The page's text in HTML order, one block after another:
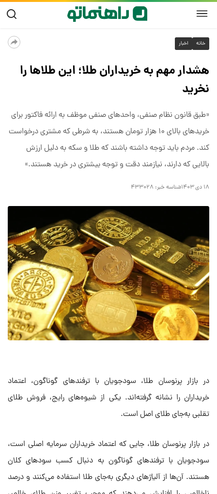
خانه اخبار
هشدار مهم به خریداران طلا؛ این طلا‌ها را
نخرید
«طبق قانون نظام صنفی، واحد‌های صنفی موظف به ارائه فاکتور برای
خرید‌های بالای ۱۰ هزار تومان هستند، به شرطی که مشتری درخواست
کند. مردم باید توجه داشته باشند که طلا و سکه به دلیل ارزش
بالایی که دارند، نیازمند دقت و توجه بیشتری در خرید هستند.»
۱۸ دی ۱۴۰۳ شناسه خبر: ۴۳۳۰۲۸
در بازار پرنوسان طلا، سودجویان با ترفندهای گوناگون، اعتماد
خریداران را نشانه گرفته‌اند. یکی از شیوه‌های رایج، فروش طلای
تقلبی به‌جای طلای اصل است.
در بازار پرنوسان طلا، جایی که اعتماد خریداران سرمایه اصلی است،
سودجویان با ترفندهای گوناگون به دنبال کسب سودهای کلان
هستند. آن‌ها از آلیاژهای دیگری به‌جای طلا استفاده می‌کنند و درصد